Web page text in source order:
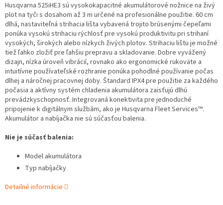
Husqvarna 525iHE3 sú vysokokapacitné akumulátorové nožnice na živý
plot na tyči s dosahom až 3 m určené na profesionálne použitie. 60 cm
dlhá, nastaviteľná strihacia lišta vybavená trojito brúsenými čepeľami
ponúka vysokú strihaciu rýchlosť pre vysokú produktivitu pri strihaní
vysokých, širokých alebo nízkych živých plotov. Strihaciu lištu je možné
tiež ľahko zložiť pre ľahšiu prepravu a skladovanie. Dobre vyvážený
dizajn, nízka úroveň vibrácií, rovnako ako ergonomické rukoväte a
intuitívne používateľské rozhranie ponúka pohodlné používanie počas
dlhej a náročnej pracovnej doby. Štandard IPX4 pre použitie za každého
počasia a aktívny systém chladenia akumulátora zaisťujú dlhú
prevádzkyschopnosť. Integrovaná konektivita pre jednoduché
pripojenie k digitálnym službám, ako je Husqvarna Fleet Services™.
Akumulátor a nabíjačka nie sú súčasťou balenia.
Nie je súčasť balenia:
Model akumulátora
Typ nabíjačky
Detailné informácie